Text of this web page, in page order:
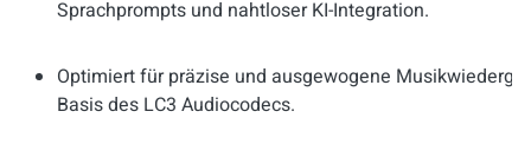
Sprachprompts und nahtloser KI-Integration.
Optimiert für präzise und ausgewogene
Basis des LC3 Audiocodecs.